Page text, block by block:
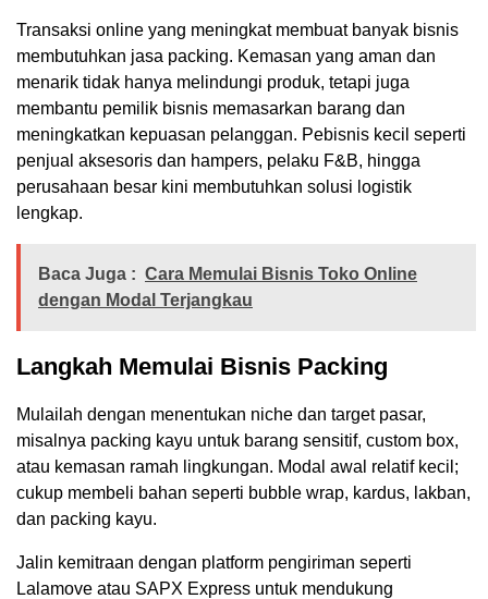
Transaksi online yang meningkat membuat banyak bisnis
membutuhkan jasa packing. Kemasan yang aman dan
menarik tidak hanya melindungi produk, tetapi juga
membantu pemilik bisnis memasarkan barang dan
meningkatkan kepuasan pelanggan. Pebisnis kecil seperti
penjual aksesoris dan hampers, pelaku F&B, hingga
perusahaan besar kini membutuhkan solusi logistik
lengkap.
Baca Juga : Cara Memulai Bisnis Toko Online
dengan Modal Terjangkau
Langkah Memulai Bisnis Packing
Mulailah dengan menentukan niche dan target pasar,
misalnya packing kayu untuk barang sensitif, custom box,
atau kemasan ramah lingkungan. Modal awal relatif kecil;
cukup membeli bahan seperti bubble wrap, kardus, lakban,
dan packing kayu.
Jalin kemitraan dengan platform pengiriman seperti
Lalamove atau SAPX Express untuk mendukung